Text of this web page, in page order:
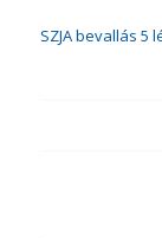
SZJA bevallás 5